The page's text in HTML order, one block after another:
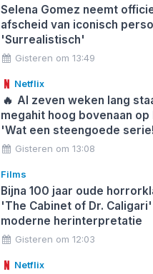
Selena Gomez neemt
afscheid van iconisch
'Surrealistisch'
Gisteren om 13:49
Netflix
🔥 Al zeven weken lang
megahit hoog bovenaan op
'Wat een steengoede
Gisteren om 13:08
Films
Bijna 100 jaar oude
'The Cabinet of Dr.
moderne herinterpretatie
Gisteren om 12:03
Netflix